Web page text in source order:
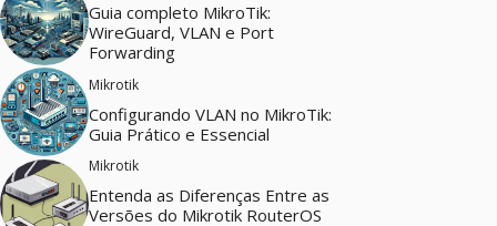
Guia completo MikroTik:
WireGuard, VLAN e Port
Forwarding
Mikrotik
Configurando VLAN no MikroTik:
Guia Prático e Essencial
Mikrotik
Entenda as Diferenças Entre as
Versões do Mikrotik RouterOS